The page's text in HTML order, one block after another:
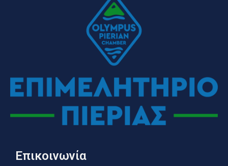
Επικοινωνία